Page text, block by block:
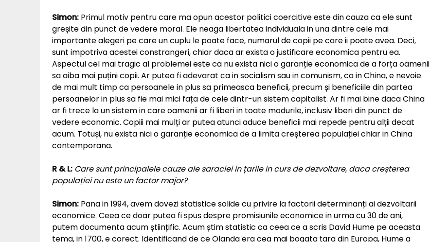
Simon: Primul motiv pentru care ma opun acestor politici coercitive este din cauza ca ele sunt
greșite din punct de vedere moral. Ele neaga libertatea individuala in una dintre cele mai
importante alegeri pe care un cuplu le poate face, numarul de copii pe care ii poate avea. Deci,
sunt impotriva acestei constrangeri, chiar daca ar exista o justificare economica pentru ea.
Aspectul cel mai tragic al problemei este ca nu exista nici o garanție economica de a forța oamenii
sa aiba mai puțini copii. Ar putea fi adevarat ca in socialism sau in comunism, ca in China, e nevoie
de mai mult timp ca persoanele in plus sa primeasca beneficii, precum și beneficiile din partea
persoanelor in plus sa fie mai mici fața de cele dintr-un sistem capitalist. Ar fi mai bine daca China
ar fi trece la un sistem in care oamenii ar fi liberi in toate modurile, inclusiv liberi din punct de
vedere economic. Copiii mai mulți ar putea atunci aduce beneficii mai repede pentru alții decat
acum. Totuși, nu exista nici o garanție economica de a limita creșterea populației chiar in China
contemporana.
R & L: Care sunt principalele cauze ale saraciei in țarile in curs de dezvoltare, daca creșterea
populației nu este un factor major?
Simon: Pana in 1994, avem dovezi statistice solide cu privire la factorii determinanți ai dezvoltarii
economice. Ceea ce doar putea fi spus despre promisiunile economice in urma cu 30 de ani,
putem documenta acum științific. Acum știm statistic ca ceea ce a scris David Hume pe aceasta
tema, in 1700, e corect. Identificand de ce Olanda era cea mai bogata țara din Europa, Hume a